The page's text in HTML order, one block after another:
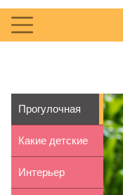
Прогулочная
коляска:
особенност...
Какие детские
игрушки взять в
Интерьер